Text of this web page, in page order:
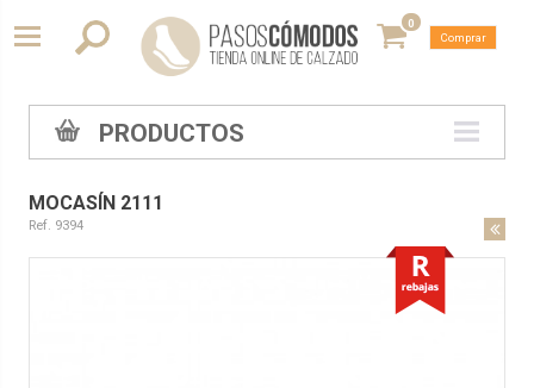
0
Comprar
PRODUCTOS
MOCASÍN 2111
Ref. 9394